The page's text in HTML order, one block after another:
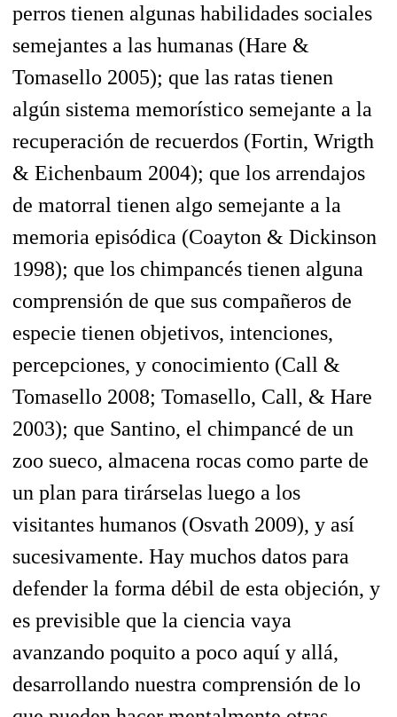
perros tienen algunas habilidades sociales
semejantes a las humanas (Hare &
Tomasello 2005); que las ratas tienen
algún sistema memorístico semejante a la
recuperación de recuerdos (Fortin, Wrigth
& Eichenbaum 2004); que los arrendajos
de matorral tienen algo semejante a la
memoria episódica (Coayton & Dickinson
1998); que los chimpancés tienen alguna
comprensión de que sus compañeros de
especie tienen objetivos, intenciones,
percepciones, y conocimiento (Call &
Tomasello 2008; Tomasello, Call, & Hare
2003); que Santino, el chimpancé de un
zoo sueco, almacena rocas como parte de
un plan para tirárselas luego a los
visitantes humanos (Osvath 2009), y así
sucesivamente. Hay muchos datos para
defender la forma débil de esta objeción, y
es previsible que la ciencia vaya
avanzando poquito a poco aquí y allá,
desarrollando nuestra comprensión de lo